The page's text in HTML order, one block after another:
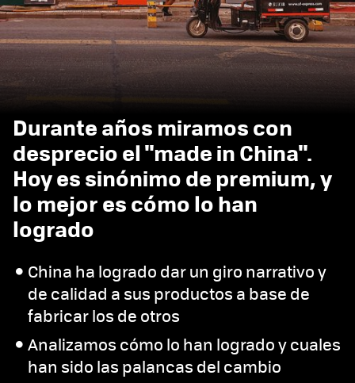
Durante años miramos con
desprecio el "made in China".
Hoy es sinónimo de premium, y
lo mejor es cómo lo han
logrado
China ha logrado dar un giro narrativo y
de calidad a sus productos a base de
fabricar los de otros
Analizamos cómo lo han logrado y cuales
han sido las palancas del cambio